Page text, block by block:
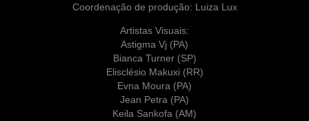
Coordenação de produção: Luiza Lux
Artistas Visuais:
Astigma Vj (PA)
Bianca Turner (SP)
Elisclésio Makuxi (RR)
Evna Moura (PA)
Jean Petra (PA)
Keila Sankofa (AM)